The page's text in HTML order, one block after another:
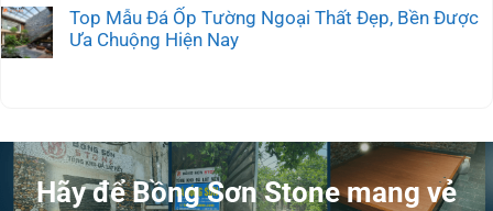
Top Mẫu Đá Ốp Tường Ngoại Thất Đẹp, Bền Được
Ưa Chuộng Hiện Nay
Hãy để Bồng Sơn Stone mang vẻ